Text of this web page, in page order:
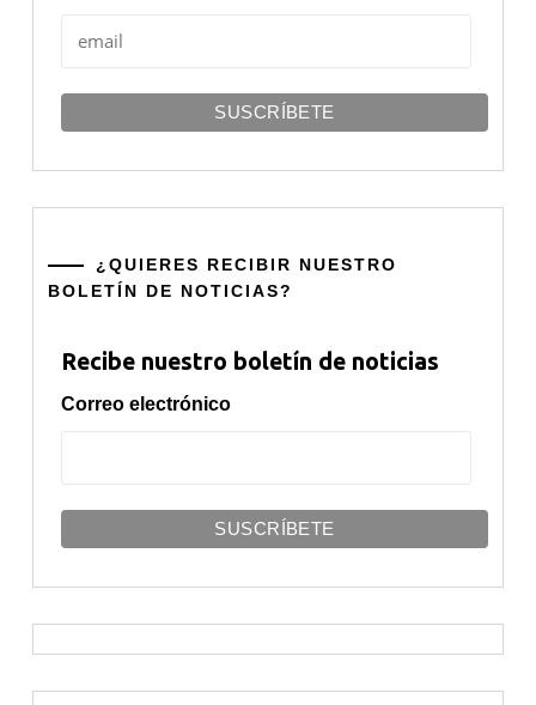
¿QUIERES RECIBIR NUESTRO
BOLETÍN DE NOTICIAS?
Recibe nuestro boletín de noticias
Correo electrónico